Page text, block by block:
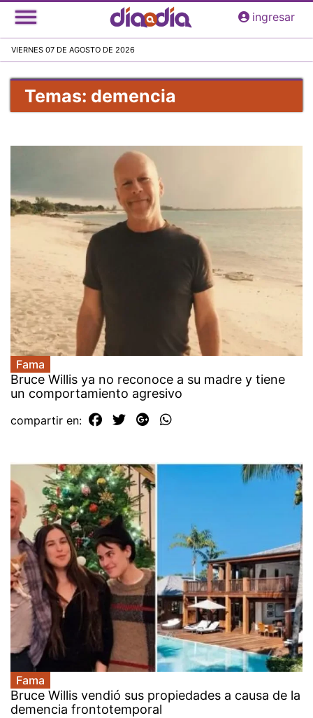
Pasar
al
principal
ingresar
VIERNES 07 DE AGOSTO DE 2026
Temas: demencia
Fama
Bruce Willis ya no reconoce a su madre y tiene
un comportamiento agresivo
compartir en:
Fama
Bruce Willis vendió sus propiedades a causa de la
demencia frontotemporal